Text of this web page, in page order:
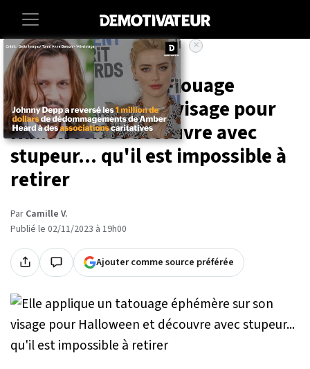
Accueil Insolite
Elle applique un tatouage
éphémère sur son visage pour
Halloween et découvre avec
stupeur... qu'il est impossible à
retirer
Par Camille V.
Publié le 02/11/2023 à 19h00
Ajouter comme source préférée
×